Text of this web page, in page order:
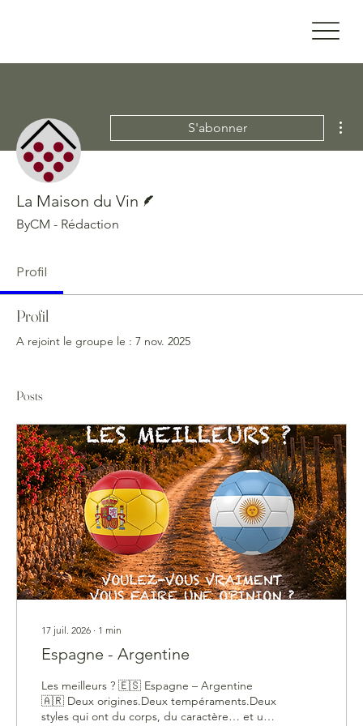
S'abonner
La Maison du Vin
ByCM - Rédaction
Profil
Profil
A rejoint le groupe le : 7 nov. 2025
Posts
17 juil. 2026 ∙ 1 min
Espagne - Argentine
Les meilleurs ? 🇪🇸 Espagne – Argentine
🇦🇷 Deux origines.Deux tempéraments.Deux
styles qui ont du corps, du caractère… et une